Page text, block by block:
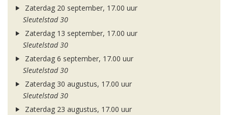
Zaterdag 20 september, 17.00 uur
Sleutelstad 30
Zaterdag 13 september, 17.00 uur
Sleutelstad 30
Zaterdag 6 september, 17.00 uur
Sleutelstad 30
Zaterdag 30 augustus, 17.00 uur
Sleutelstad 30
Zaterdag 23 augustus, 17.00 uur